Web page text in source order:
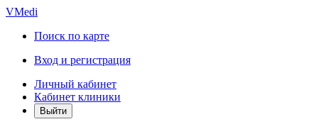
VMedi
Поиск по карте
Вход и регистрация
Личный кабинет
Кабинет клиники